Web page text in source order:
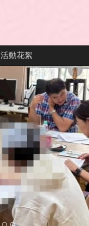
活動花絮